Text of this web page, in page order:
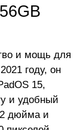
и мощь для
году, он
15,
и удобный
дюйма и